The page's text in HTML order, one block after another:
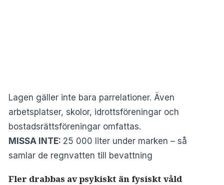
Lagen gäller inte bara parrelationer. Även
arbetsplatser, skolor, idrottsföreningar och
bostadsrättsföreningar omfattas.
MISSA INTE: 25 000 liter under marken – så
samlar de regnvatten till bevattning
Fler drabbas av psykiskt än fysiskt våld